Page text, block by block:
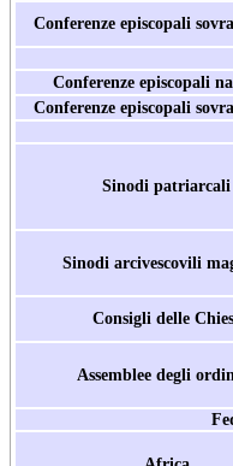
Conferenze episcopali
Conferenze episcopali
Conferenze episcopali
Sinodi patriarcali
Sinodi arcivescovili
Consigli delle
Assemblee degli